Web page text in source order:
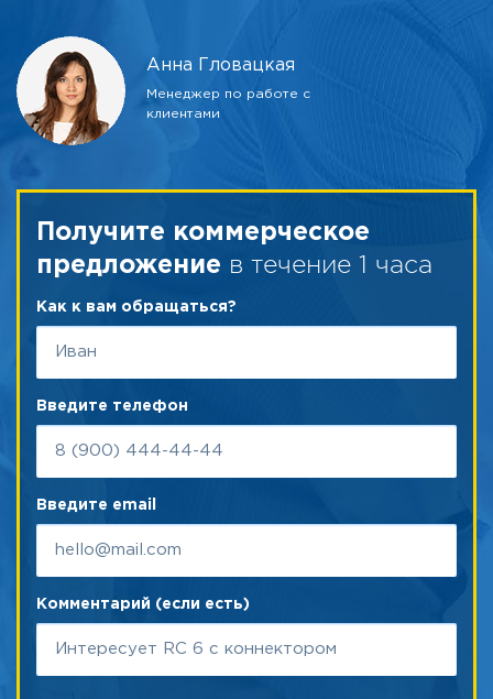
Анна Гловацкая
Менеджер по работе с
клиентами
Получите коммерческое
предложение в течение 1 часа
Как к вам обращаться?
Введите телефон
Введите email
Комментарий (если есть)